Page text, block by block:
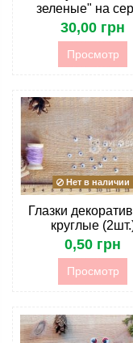
зеленые" на
30,00 грн
Просмотр
Нет в наличии
Глазки
круглые
0,50 грн
Просмотр